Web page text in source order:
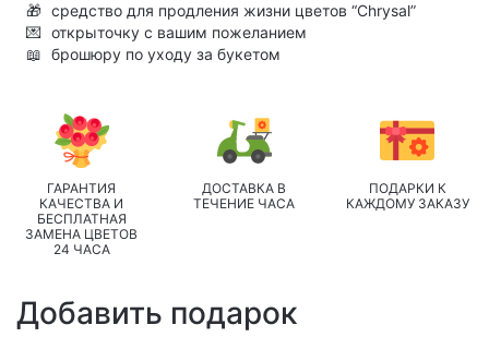
🎁 средство для продления жизни цветов “Chrysal”
💌 открыточку с вашим пожеланием
📖 брошюру по уходу за букетом
ГАРАНТИЯ
КАЧЕСТВА И
БЕСПЛАТНАЯ
ЗАМЕНА ЦВЕТОВ
24 ЧАСА
ДОСТАВКА В
ТЕЧЕНИЕ ЧАСА
ПОДАРКИ К
КАЖДОМУ ЗАКАЗУ
Добавить подарок